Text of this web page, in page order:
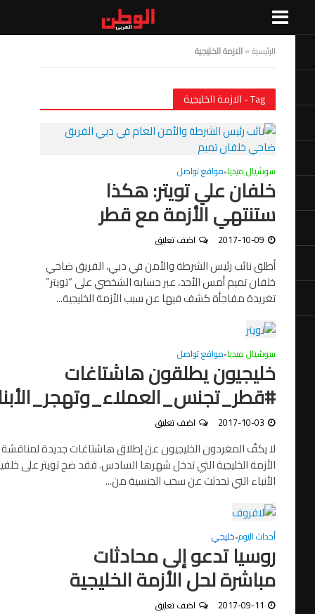
الرئيسية»الازمة الخليجية
سوشيال ميديا•مواقع تواصل
خلفان علي تويتر: هكذا
ستنتهي الأزمة مع قطر
2017-10-09 اضف تعليق
أطلق نائب رئيس الشرطة والأمن في دبي، الفريق ضاحي
خلفان تميم أمس الأحد، عبر حسابه الشخصي على “تويتر”
تغريدة مفاجأة كشف فيها عن سبب الأزمة الخليجية...
سوشيال ميديا•مواقع تواصل
خليجيون يطلقون هاشتاغات
#قطر_تجنس_العملاء_وتهجر_الأبناء
2017-10-03 اضف تعليق
لا يكفّ المغردون الخليجيون عن إطلاق هاشتاغات جديدة لمناقشة
الأزمة الخليجية التي تدخل شهرها السادس. فقد ضج تويتر على خلفية
الأنباء التي تحدثت عن سحب الجنسية من...
أحداث اليوم•خليجي
روسيا تدعو إلى محادثات
مباشرة لحل الأزمة الخليجية
2017-09-11 اضف تعليق